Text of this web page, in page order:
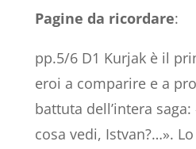
Pagine da ricordare:
pp.5/6 D1 Kurjak è il
eroi a comparire e a
battuta dell’intera
cosa vedi, Istvan?…».